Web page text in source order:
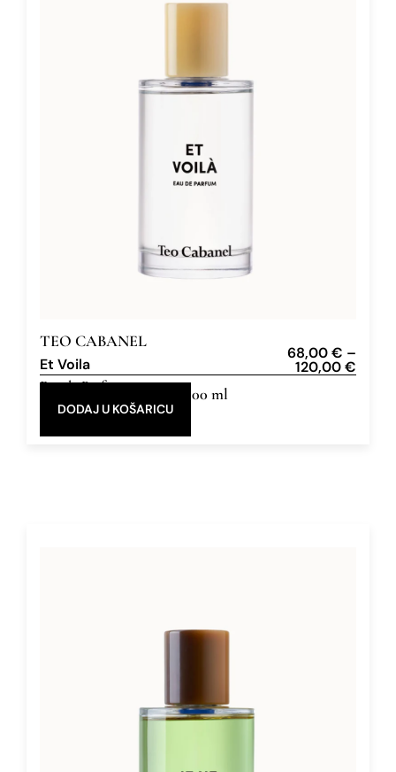
TEO CABANEL
Et Voila
68,00€ –
120,00€
Eau de Parfum 30 ml, 100 ml
DODAJ U KOŠARICU